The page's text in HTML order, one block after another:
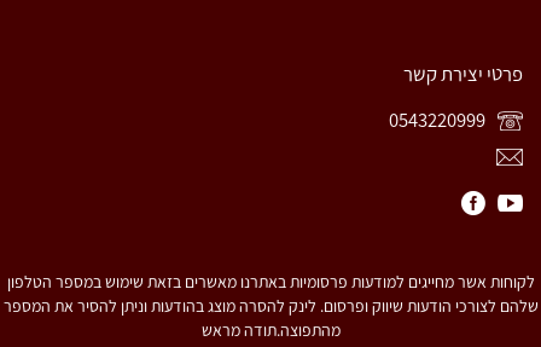
פרטי יצירת קשר
לקוחות אשר מחייגים למודעות פרסומיות באתרנו מאשרים בזאת שימוש במספר הטלפון
שלהם לצורכי הודעות שיווק ופרסום. לינק להסרה מוצג בהודעות וניתן להסיר את המספר
מהתפוצה.תודה מראש